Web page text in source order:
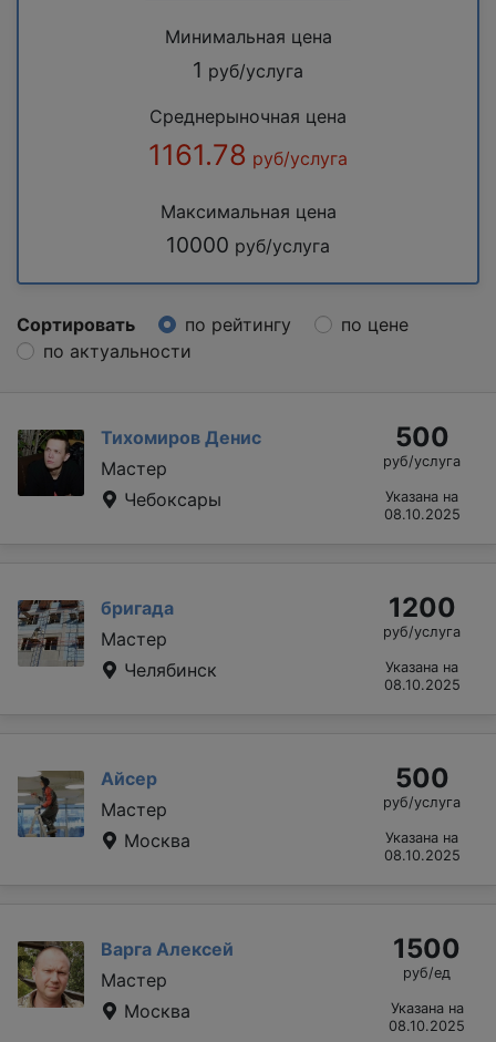
Минимальная цена
1 руб/услуга
Среднерыночная цена
1161.78 руб/услуга
Максимальная цена
10000 руб/услуга
Сортировать по рейтингу
по цене
по актуальности
Тихомиров Денис
Мастер
Чебоксары
500
руб/услуга
Указана на
08.10.2025
бригада
Мастер
Челябинск
1200
руб/услуга
Указана на
08.10.2025
Айсер
Мастер
Москва
500
руб/услуга
Указана на
08.10.2025
Варга Алексей
Мастер
Москва
1500
руб/ед
Указана на
08.10.2025